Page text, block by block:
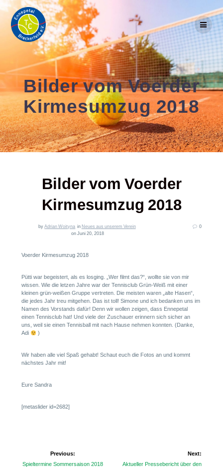
Bilder vom Voerder
Kirmesumzug 2018
Bilder vom Voerder
Kirmesumzug 2018
byAdrian Woityna inNeues aus unserem Verein
on Juni 20, 2018
0
Voerder Kirmesumzug 2018
Pütti war begeistert, als es losging. „Wer filmt das?“, wollte sie von mir
wissen. Wie die letzen Jahre war der Tennisclub Grün-Weiß mit einer
kleinen grün-weißen Gruppe vertreten. Die meisten waren „alte Hasen“,
die jedes Jahr treu mitgehen. Das ist toll! Simone und ich bedanken uns im
Namen des Vorstands dafür! Denn wir wollen zeigen, dass Ennepetal
einen Tennisclub hat! Und viele der Zuschauer erinnern sich sicher an
uns, weil sie einen Tennisball mit nach Hause nehmen konnten. (Danke,
Adi
)
Wir haben alle viel Spaß gehabt! Schaut euch die Fotos an und kommt
nächstes Jahr mit!
Eure Sandra
[metaslider id=2682]
Beitragsnavigation
Previous:
Previous
Spieltermine Sommersaison 2018
Next:
Next
Aktueller Pressebericht über den